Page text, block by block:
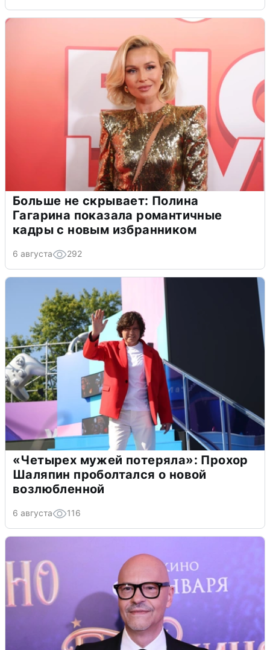
Больше не скрывает: Полина
Гагарина показала романтичные
кадры с новым избранником
6 августа 292
«Четырех мужей потеряла»: Прохор
Шаляпин проболтался о новой
возлюбленной
6 августа 116